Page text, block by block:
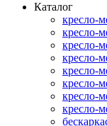
Каталог
кресло-